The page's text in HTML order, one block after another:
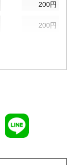
200円
200円